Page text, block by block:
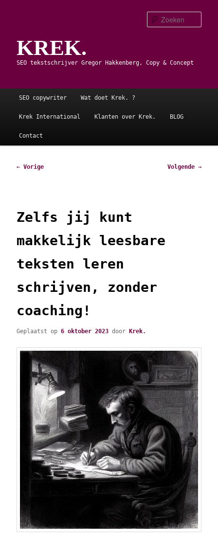
primaire
inhoudKREK.
SEO tekstschrijver Gregor Hakkenberg, Copy & Concept
Hoofdmenu
SEO copywriter Wat doet Krek. ?
Krek International Klanten over Krek. BLOG
Contact
Bericht
← Vorige Volgende →
Zelfs jij kunt
makkelijk leesbare
teksten leren
schrijven, zonder
coaching!
Geplaatst op6 oktober 2023 doorKrek.